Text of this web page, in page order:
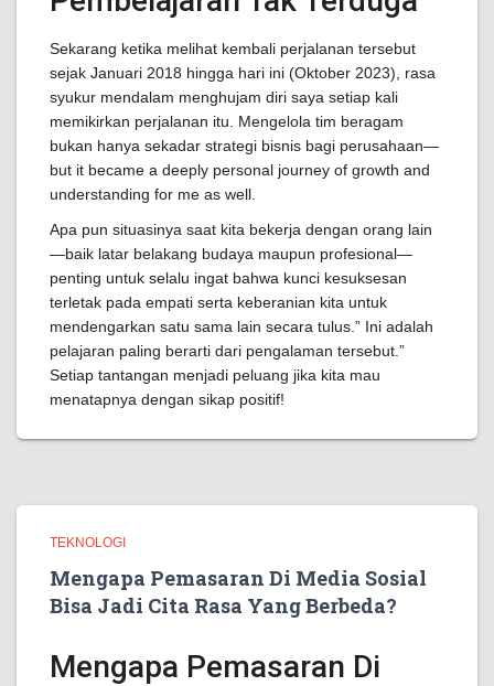
Sekarang ketika melihat kembali perjalanan tersebut
sejak Januari 2018 hingga hari ini (Oktober 2023), rasa
syukur mendalam menghujam diri saya setiap kali
memikirkan perjalanan itu. Mengelola tim beragam
bukan hanya sekadar strategi bisnis bagi perusahaan—
but it became a deeply personal journey of growth and
understanding for me as well.
Apa pun situasinya saat kita bekerja dengan orang lain
—baik latar belakang budaya maupun profesional—
penting untuk selalu ingat bahwa kunci kesuksesan
terletak pada empati serta keberanian kita untuk
mendengarkan satu sama lain secara tulus.” Ini adalah
pelajaran paling berarti dari pengalaman tersebut.”
Setiap tantangan menjadi peluang jika kita mau
menatapnya dengan sikap positif!
TEKNOLOGI
Mengapa Pemasaran Di Media Sosial
Bisa Jadi Cita Rasa Yang Berbeda?
Mengapa Pemasaran Di